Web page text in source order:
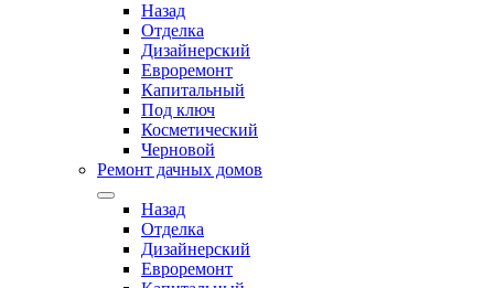
Назад
Отделка
Дизайнерский
Евроремонт
Капитальный
Под ключ
Косметический
Черновой
Ремонт дачных домов
Назад
Отделка
Дизайнерский
Евроремонт